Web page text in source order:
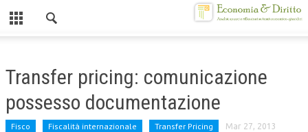
CHI SIAMO
Transfer pricing: comunicazione
possesso documentazione
Fisco Fiscalità internazionale Transfer Pricing Mar 27, 2013